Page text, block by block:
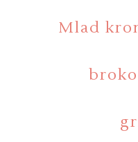
Mlad